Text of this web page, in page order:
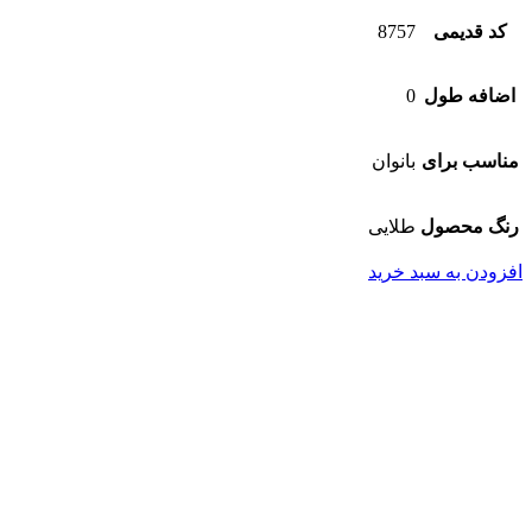
کد قدیمی 8757
اضافه طول 0
مناسب برای بانوان
رنگ محصول طلایی
افزودن به سبد خرید